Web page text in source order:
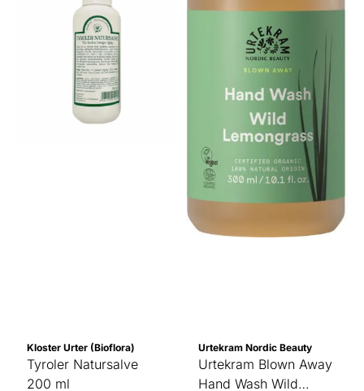
Kloster Urter (Bioflora)
Tyroler Natursalve
200 ml
Urtekram Nordic Beauty
Urtekram Blown Away
Hand Wash Wild